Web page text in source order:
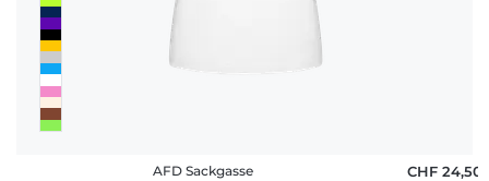
AFD Sackgasse
CHF 24,50